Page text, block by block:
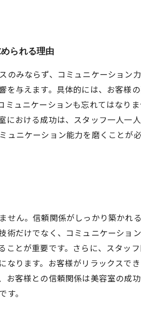
られる理由
のみならず、コミュニケーション
を与えます。具体的には、お客様
ュニケーションも忘れてはなり
における成功は、スタッフ一人一
ュニケーション能力を磨くことが
せん。信頼関係がしっかり築かれ
術だけでなく、コミュニケーショ
とが重要です。さらに、スタッ
なります。お客様がリラックスで
お客様との信頼関係は美容室の成
。